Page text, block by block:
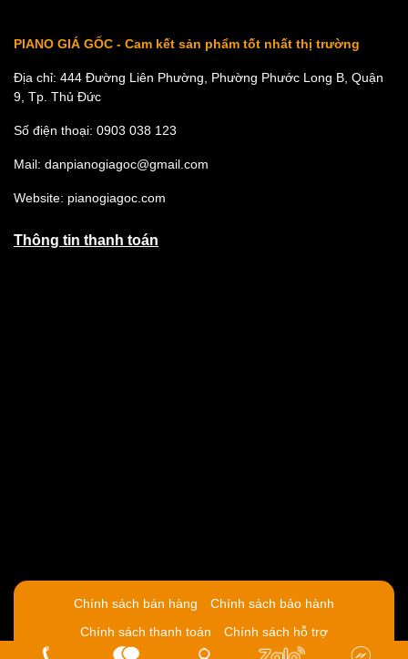
PIANO GIÁ GỐC - Cam kết sản phẩm tốt nhất thị trường
Địa chỉ: 444 Đường Liên Phường, Phường Phước Long B, Quận
9, Tp. Thủ Đức
Số điện thoại: 0903 038 123
Mail: danpianogiagoc@gmail.com
Website: pianogiagoc.com
Thông tin thanh toán
Chính sách bán hàng
Chính sách bảo hành
Chính sách thanh toán
Chính sách hỗ trợ
Copyright by Piano Giá Gốc - Nhạc cụ chất lượng cao.Designed by